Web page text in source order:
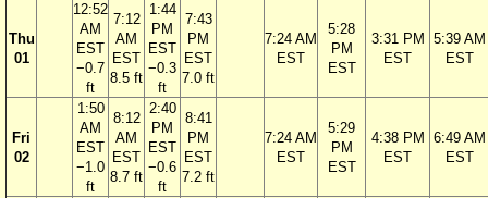
Thu
01
12:52
AM
EST
−0.7
ft
7:12
AM
EST
8.5 ft
1:44
PM
EST
−0.3
ft
7:43
PM
EST
7.0 ft
7:24 AM
EST
5:28
PM
EST
3:31 PM
EST
5:39 AM
EST
Fri
02
1:50
AM
EST
−1.0
ft
8:12
AM
EST
8.7 ft
2:40
PM
EST
−0.6
ft
8:41
PM
EST
7.2 ft
7:24 AM
EST
5:29
PM
EST
4:38 PM
EST
6:49 AM
EST